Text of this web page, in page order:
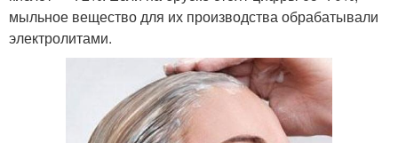
мыльное вещество для их производства обрабатывали
электролитами.